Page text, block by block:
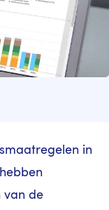
in
van de